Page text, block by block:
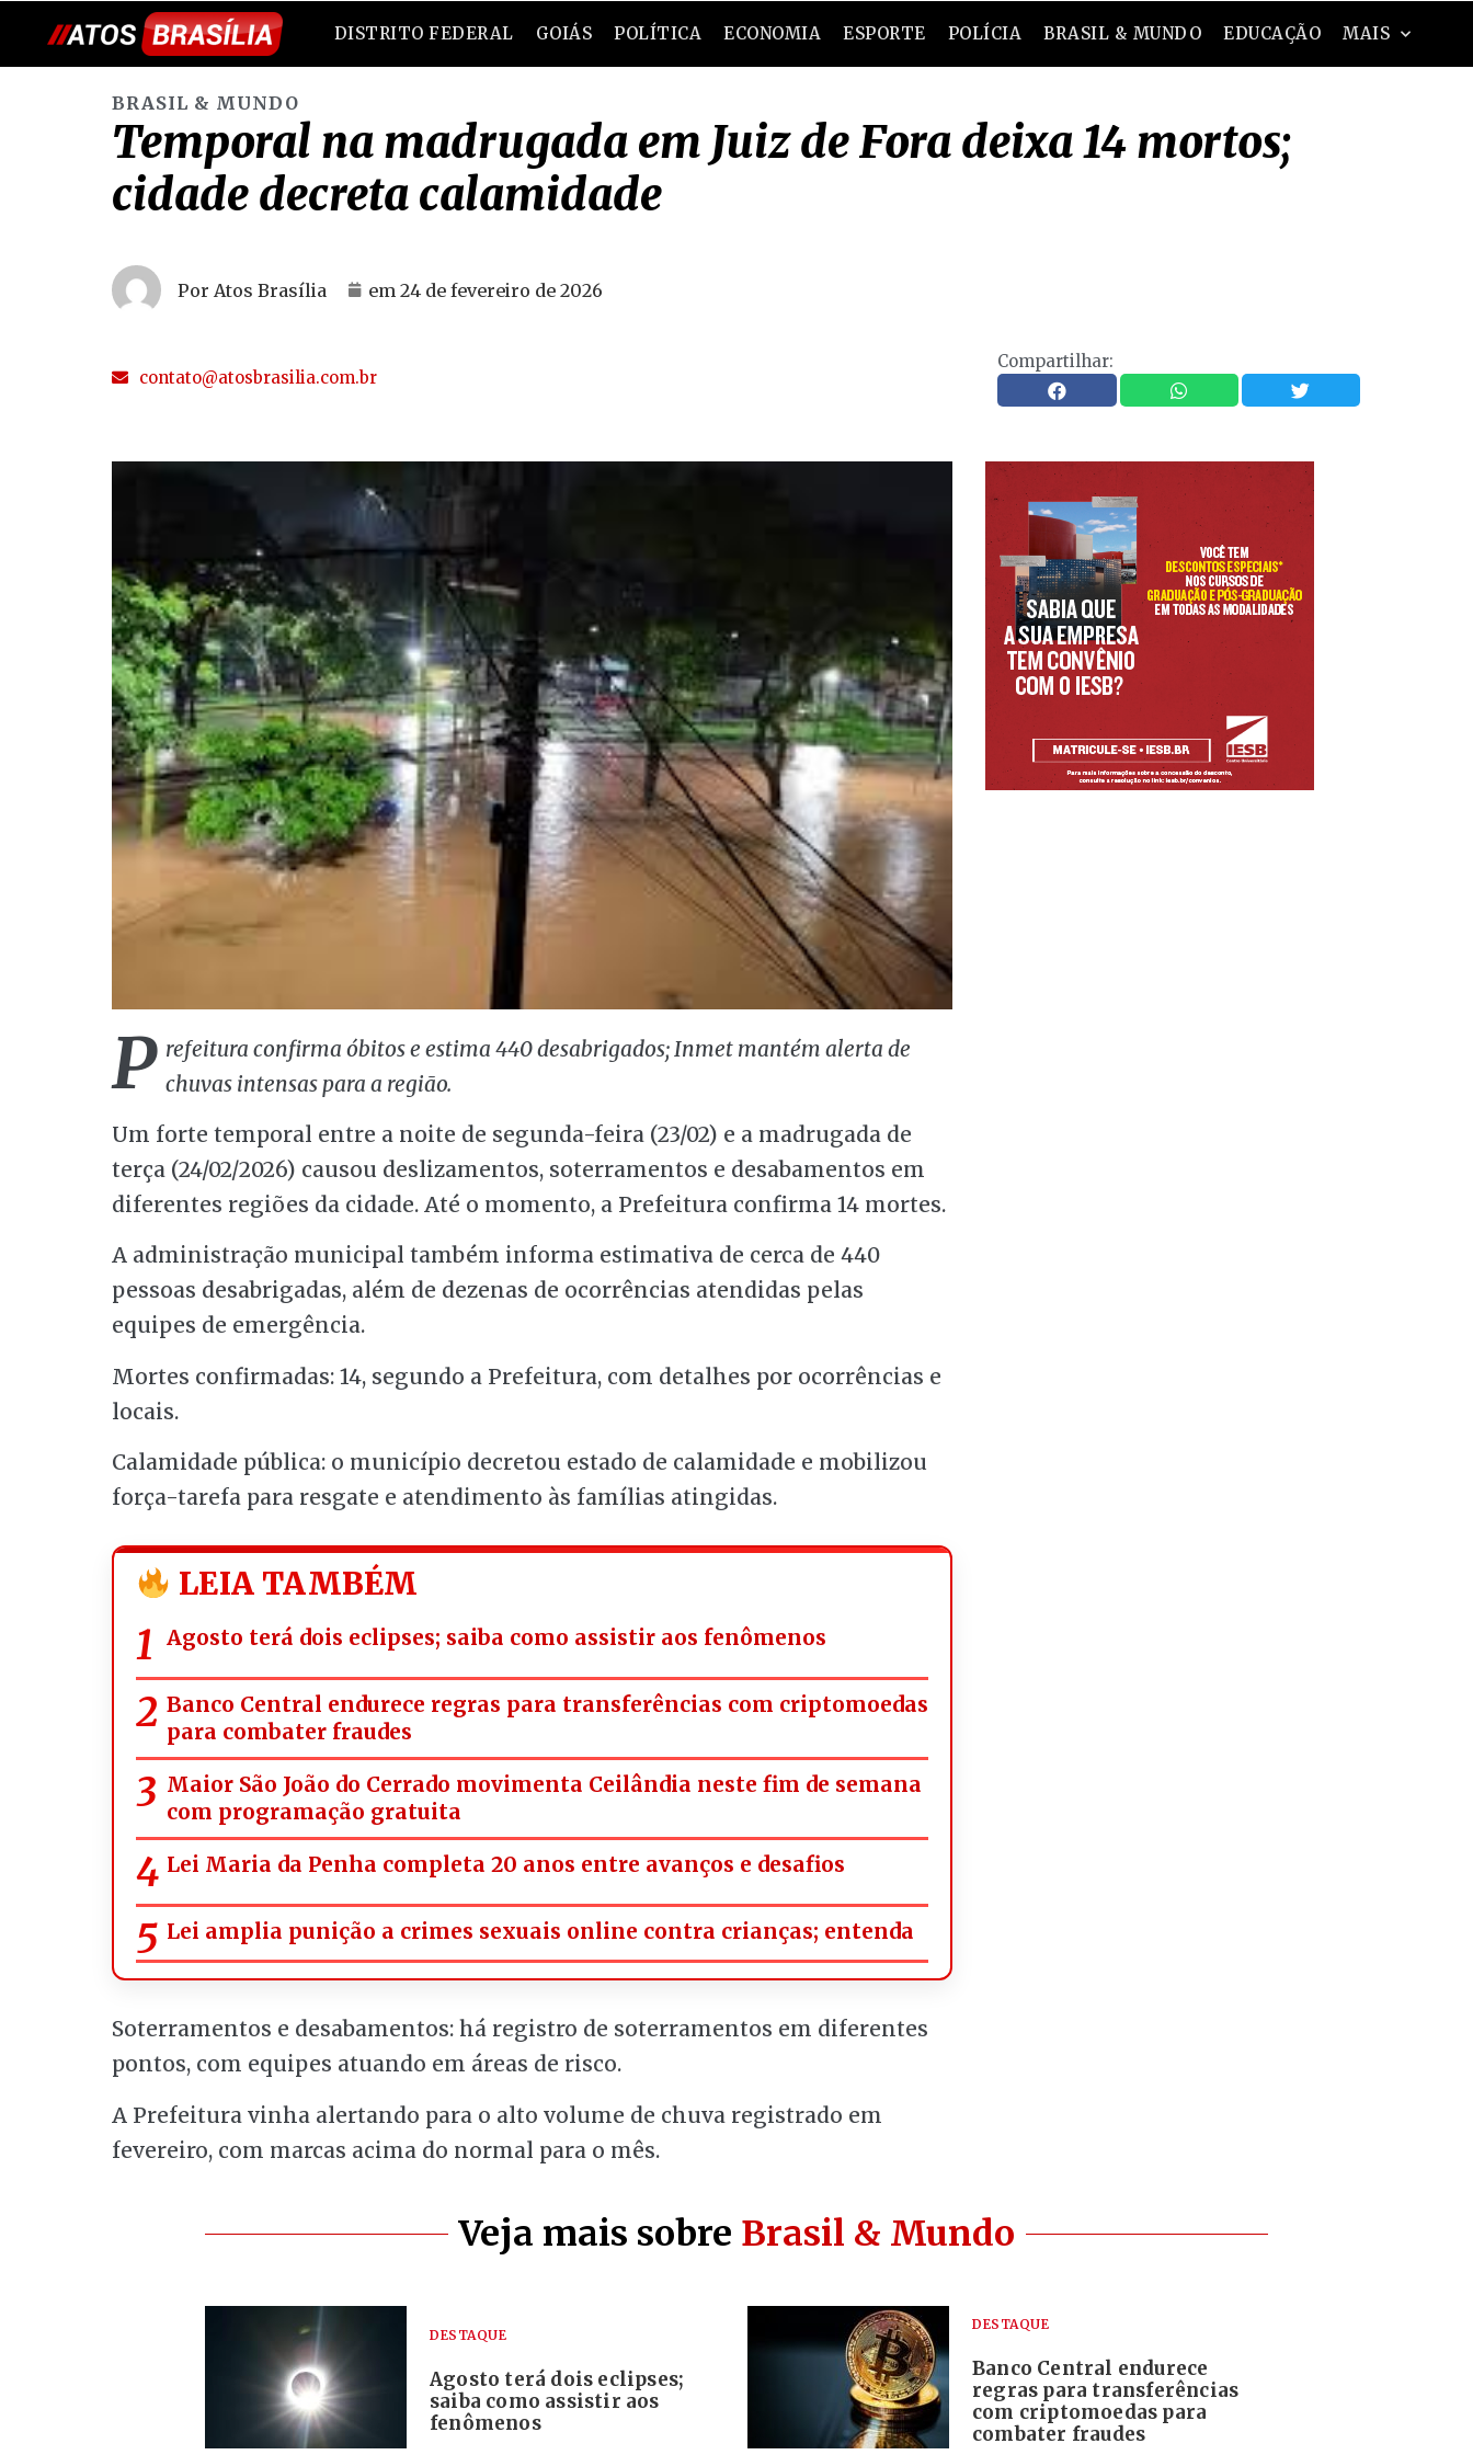
DISTRITO FEDERAL GOIÁS POLÍTICA ECONOMIA ESPORTE POLÍCIA BRASIL & MUNDO EDUCAÇÃO MAIS
BRASIL & MUNDO
Temporal na madrugada em Juiz de Fora deixa 14 mortos;
cidade decreta calamidade
Por Atos Brasília em 24 de fevereiro de 2026
contato@atosbrasilia.com.br
Compartilhar:
P refeitura confirma óbitos e estima 440 desabrigados; Inmet mantém alerta de
chuvas intensas para a região.
Um forte temporal entre a noite de segunda-feira (23/02) e a madrugada de
terça (24/02/2026) causou deslizamentos, soterramentos e desabamentos em
diferentes regiões da cidade. Até o momento, a Prefeitura confirma 14 mortes.
A administração municipal também informa estimativa de cerca de 440
pessoas desabrigadas, além de dezenas de ocorrências atendidas pelas
equipes de emergência.
Mortes confirmadas: 14, segundo a Prefeitura, com detalhes por ocorrências e
locais.
Calamidade pública: o município decretou estado de calamidade e mobilizou
força-tarefa para resgate e atendimento às famílias atingidas.
LEIA TAMBÉM
Agosto terá dois eclipses; saiba como assistir aos fenômenos
Banco Central endurece regras para transferências com criptomoedas
para combater fraudes
Maior São João do Cerrado movimenta Ceilândia neste fim de semana
com programação gratuita
Lei Maria da Penha completa 20 anos entre avanços e desafios
Lei amplia punição a crimes sexuais online contra crianças; entenda
Soterramentos e desabamentos: há registro de soterramentos em diferentes
pontos, com equipes atuando em áreas de risco.
A Prefeitura vinha alertando para o alto volume de chuva registrado em
fevereiro, com marcas acima do normal para o mês.
Veja mais sobre Brasil & Mundo
DESTAQUE
Agosto terá dois eclipses;
saiba como assistir aos
fenômenos
DESTAQUE
Banco Central endurece
regras para transferências
com criptomoedas para
combater fraudes